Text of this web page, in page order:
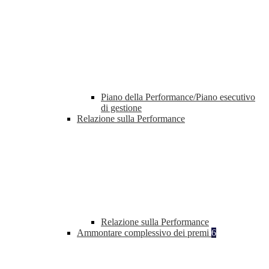
Piano della Performance/Piano esecutivo
di gestione
Relazione sulla Performance
Relazione sulla Performance
Ammontare complessivo dei premi 6